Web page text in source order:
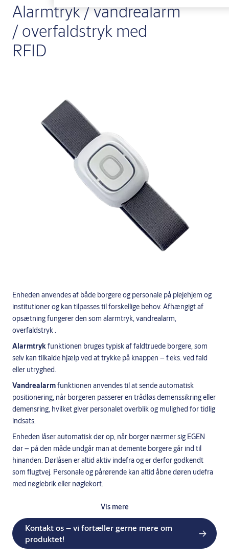
Alarmtryk / vandrealarm
/ overfaldstryk med
RFID
Enheden anvendes af både borgere og personale på plejehjem og
institutioner og kan tilpasses til forskellige behov. Afhængigt af
opsætning fungerer den som alarmtryk, vandrealarm,
overfaldstryk .
Alarmtrykfunktionen bruges typisk af faldtruede borgere, som
selv kan tilkalde hjælp ved at trykke på knappen – f.eks. ved fald
eller utryghed.
Vandrealarmfunktionen anvendes til at sende automatisk
positionering, når borgeren passerer en trådløs demenssikring eller
demensring, hvilket giver personalet overblik og mulighed for tidlig
indsats.
Enheden låser automatisk dør op, når borger nærmer sig EGEN
dør – på den måde undgår man at demente borgere går ind til
hinanden. Dørlåsen er altid aktiv indefra og er derfor godkendt
som flugtvej. Personale og pårørende kan altid åbne døren udefra
med nøglebrik eller nøglekort.
der kan opstå akutte hændelser. En indbygget RFID-
modtager sikrer, at personalets position vises i systemet, så
kollegaer hurtigt kan yde assistance ved overfald eller andre
kritiske hændelser.
Vis mere
Kontakt os – vi fortæller gerne mere om
produktet!